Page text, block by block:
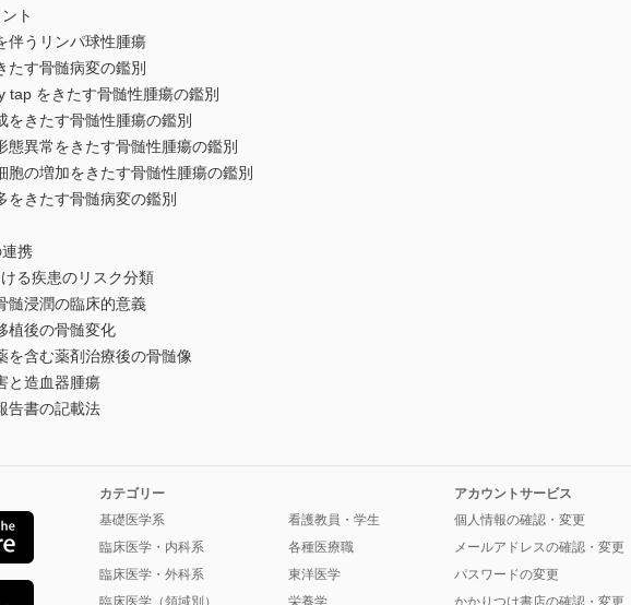
ト
うリンパ球性腫瘍
す骨髄病変の鑑別
をきたす骨髄性腫瘍の鑑別
きたす骨髄性腫瘍の鑑別
異常をきたす骨髄性腫瘍の鑑別
の増加をきたす骨髄性腫瘍の鑑別
きたす骨髄病変の鑑別
携
る疾患のリスク分類
浸潤の臨床的意義
後の骨髄変化
含む薬剤治療後の骨髄像
造血器腫瘍
書の記載法
カテゴリー
基礎医学系
臨床医学・内科系
臨床医学・外科系
看護教員・学生
各種医療職
東洋医学
アカウントサービス
個人情報の確認・変更
メールアドレスの確認・変更
パスワードの変更